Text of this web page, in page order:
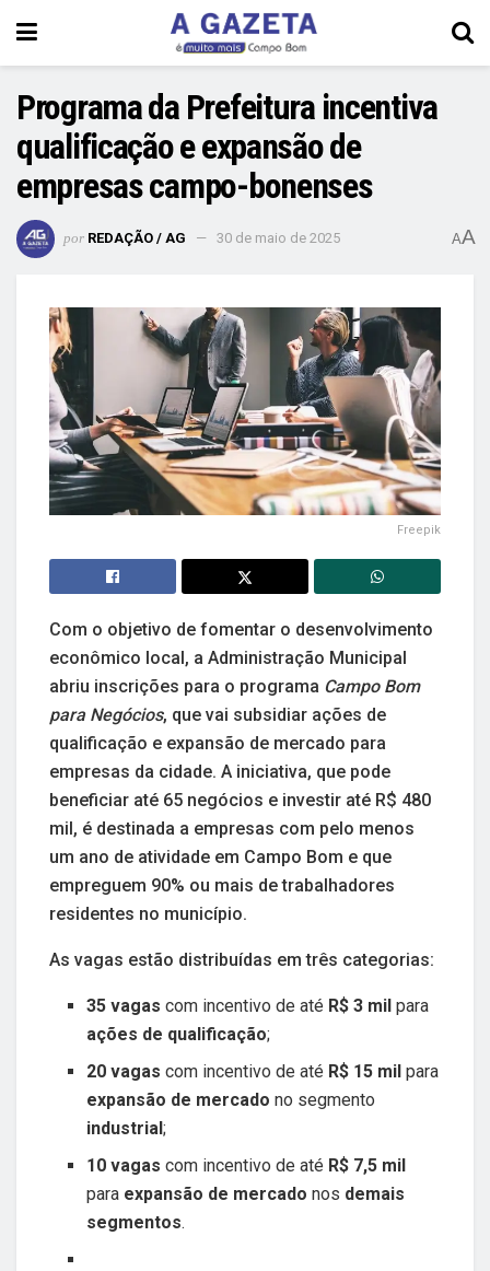
Programa da Prefeitura incentiva
qualificação e expansão de
empresas campo-bonenses
por REDAÇÃO / AG 30 de maio de 2025 AA
Freepik
Com o objetivo de fomentar o desenvolvimento
econômico local, a Administração Municipal
abriu inscrições para o programa Campo Bom
para Negócios, que vai subsidiar ações de
qualificação e expansão de mercado para
empresas da cidade. A iniciativa, que pode
beneficiar até 65 negócios e investir até R$ 480
mil, é destinada a empresas com pelo menos
um ano de atividade em Campo Bom e que
empreguem 90% ou mais de trabalhadores
residentes no município.
As vagas estão distribuídas em três categorias:
35 vagas com incentivo de até R$ 3 mil para
ações de qualificação;
20 vagas com incentivo de até R$ 15 mil para
expansão de mercado no segmento
industrial;
10 vagas com incentivo de até R$ 7,5 mil
para expansão de mercado nos demais
segmentos.